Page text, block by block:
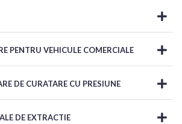
PENTRU VEHICULE COMERCIALE
DE CURATARE CU PRESIUNE
DE EXTRACTIE